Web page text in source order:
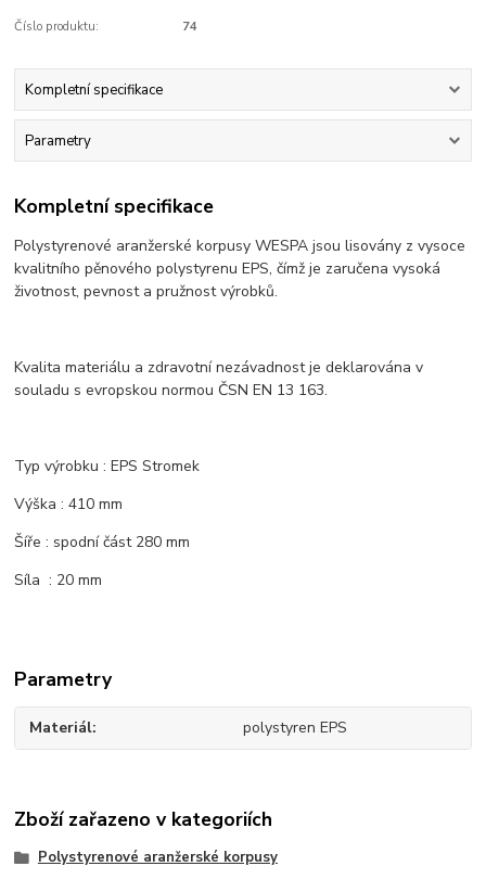
Číslo produktu: 74
Kompletní specifikace
Parametry
Kompletní specifikace
Polystyrenové aranžerské korpusy WESPA jsou lisovány z vysoce
kvalitního pěnového polystyrenu EPS, čímž je zaručena vysoká
životnost, pevnost a pružnost výrobků.
Kvalita materiálu a zdravotní nezávadnost je deklarována v
souladu s evropskou normou ČSN EN 13 163.
Typ výrobku : EPS Stromek
Výška : 410 mm
Šíře : spodní část 280 mm
Síla : 20 mm
Parametry
Materiál polystyren EPS
Zboží zařazeno v kategoriích
Polystyrenové aranžerské korpusy